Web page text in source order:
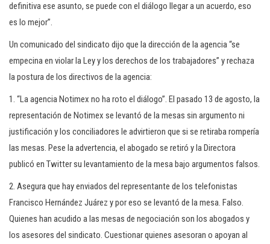
definitiva ese asunto, se puede con el diálogo llegar a un acuerdo, eso
es lo mejor”.
Un comunicado del sindicato dijo que la dirección de la agencia “se
empecina en violar la Ley y los derechos de los trabajadores” y rechaza
la postura de los directivos de la agencia:
1. “La agencia Notimex no ha roto el diálogo”. El pasado 13 de agosto, la
representación de Notimex se levantó de la mesas sin argumento ni
justificación y los conciliadores le advirtieron que si se retiraba rompería
las mesas. Pese la advertencia, el abogado se retiró y la Directora
publicó en Twitter su levantamiento de la mesa bajo argumentos falsos.
2. Asegura que hay enviados del representante de los telefonistas
Francisco Hernández Juárez y por eso se levantó de la mesa. Falso.
Quienes han acudido a las mesas de negociación son los abogados y
los asesores del sindicato. Cuestionar quienes asesoran o apoyan al